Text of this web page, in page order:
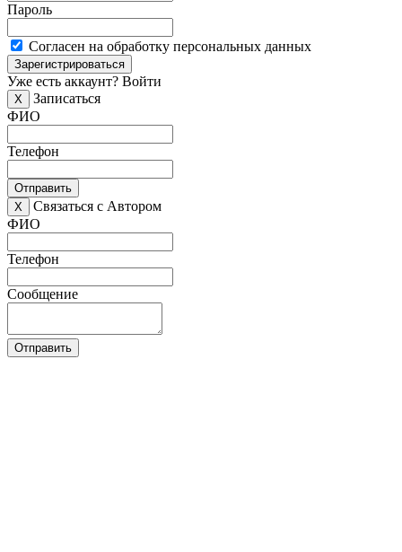
Пароль
Согласен на обработку персональных данных
Зарегистрироваться
Уже есть аккаунт? Войти
X
Записаться
ФИО
Телефон
Отправить
X
Связаться с Автором
ФИО
Телефон
Сообщение
Отправить